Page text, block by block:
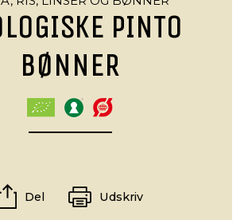
PINTO
BØNNER
Del Udskriv